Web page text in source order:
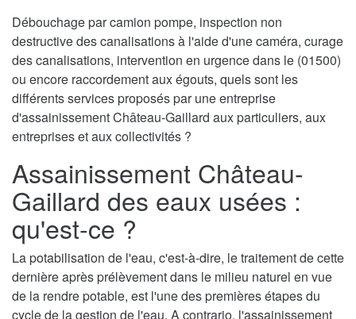
Débouchage par camion pompe, inspection non
destructive des canalisations à l'aide d'une caméra, curage
des canalisations, intervention en urgence dans le (01500)
ou encore raccordement aux égouts, quels sont les
différents services proposés par une entreprise
d'assainissement Château-Gaillard aux particuliers, aux
entreprises et aux collectivités ?
Assainissement Château-
Gaillard des eaux usées :
qu'est-ce ?
La potabilisation de l'eau, c'est-à-dire, le traitement de cette
dernière après prélèvement dans le milieu naturel en vue
de la rendre potable, est l'une des premières étapes du
cycle de la gestion de l'eau. A contrario, l'assainissement